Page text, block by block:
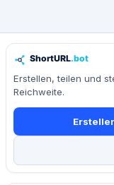
Erstellen, teilen und
Reichweite.